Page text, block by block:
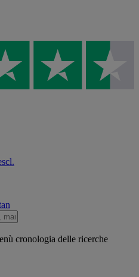
cronologia delle ricerche